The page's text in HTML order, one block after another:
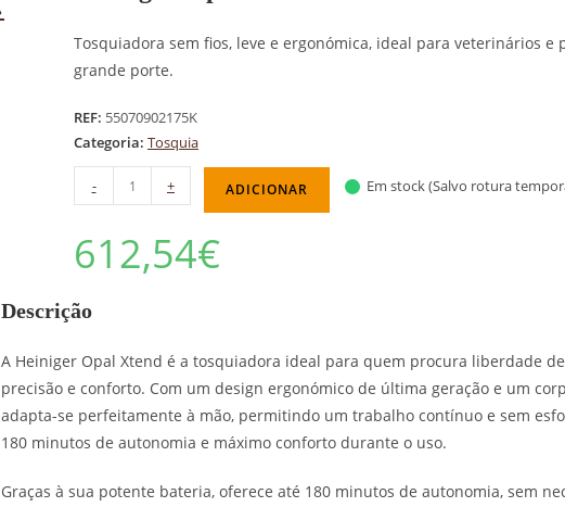
Tosquiadora sem fios, leve e ergonómica, ideal para veterinários e
grande porte.
REF: 55070902175K
Categoria: Tosquia
- + ADICIONAR Em stock (Salvo rotura
612,54€
Descrição
A Heiniger Opal Xtend é a tosquiadora ideal para quem procura liberdade
precisão e conforto. Com um design ergonómico de última geração e um
adapta-se perfeitamente à mão, permitindo um trabalho contínuo e sem
180 minutos de autonomia e máximo conforto durante o uso.
Graças à sua potente bateria, oferece até 180 minutos de autonomia, sem